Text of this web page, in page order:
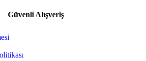
Güvenli Alışveriş